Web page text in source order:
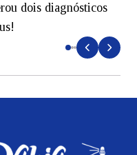
dois diagnósticos